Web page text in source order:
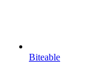
Biteable